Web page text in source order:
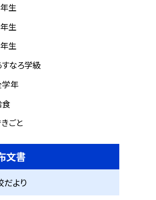
生
生
生
なろ学級
年
ごと
文書
だより